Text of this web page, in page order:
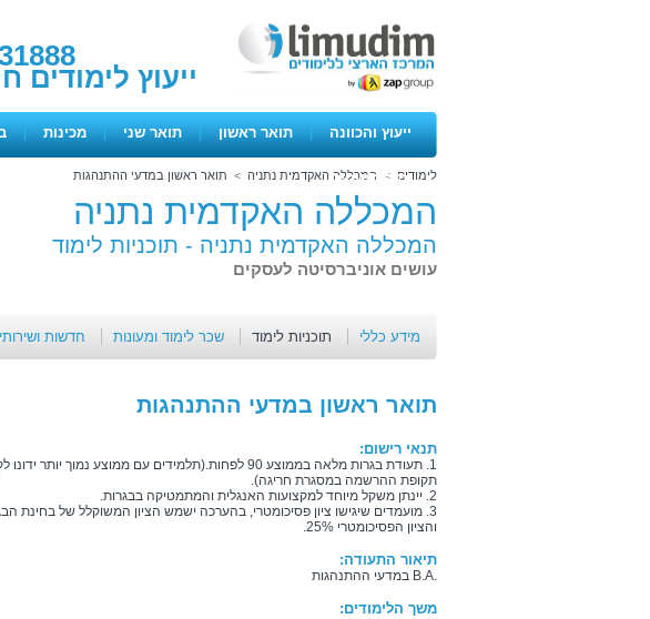
ייעוץ לימודים
ייעוץ והכוונה | תואר ראשון | תואר שני | מכינות |
ימים פתוחיםלימודים > המכללה האקדמית נתניה > תואר ראשון במדעי ההתנהגות
המכללה האקדמית נתניה
המכללה האקדמית נתניה - תוכניות לימוד
עושים אוניברסיטה לעסקים
מידע כללי תוכניות לימוד שכר לימוד ומעונות חדשות
תואר ראשון במדעי ההתנהגות
תנאי רישום:
1. תעודת בגרות מלאה בממוצע 90 לפחות.(תלמידים עם ממוצע נמוך יותר
תקופת ההרשמה במסגרת חריגה).
2. יינתן משקל מיוחד למקצועות האנגלית והמתמטיקה בבגרות.
והציון הפסיכומטרי 25%.
תיאור התעודה:
.B.A במדעי ההתנהגות
משך הלימודים: